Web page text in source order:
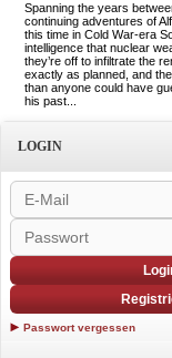
Spanning the years
continuing adventures of
this time in Cold War-era
intelligence that nuclear
they’re off to infiltrate the
exactly as planned, and
than anyone could have
his past...
LOGIN
Passwort vergessen